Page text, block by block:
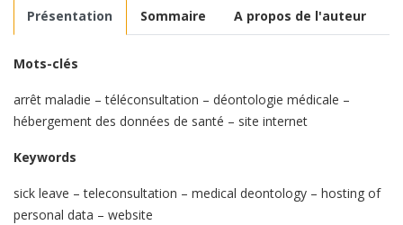
Présentation Sommaire A propos de l'auteur
Mots-clés
arrêt maladie – téléconsultation – déontologie médicale –
hébergement des données de santé – site internet
Keywords
sick leave – teleconsultation – medical deontology – hosting of
personal data – website